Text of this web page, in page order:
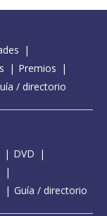
Premios
/ directorio
DVD
Guía / directorio